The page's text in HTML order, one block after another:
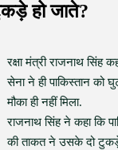
हो जाते?
रक्षा मंत्री राजनाथ
सेना ने ही पाकिस्तान को
मौका ही नहीं मिला.
राजनाथ सिंह ने कहा कि
की ताकत ने उसके दो टुकड़े